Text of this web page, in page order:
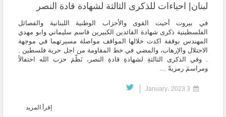
لبنان| احياءات للذكرى الثالثة لشهادة قادة النصر
في بيروت أحيت القوى والأحزاب الوطنية اللبنانية والفصائل
الفلسطينية ذكرى شهادة القائدين الكبيرين قاسم سليماني وابو مهدي
المهندس بوقفة اكدت خلالها المواقف مواصلة مسيرتهما في موجهة
الاحتلال والإرهاب، والمضي في خط المقاومة من اجل حرية فلسطين .
. وفي الذكرى الثالثةِ لشهادةِ قادةِ النصر، نَظّمَ حزب الله احتفالاً
ومراسمَ رمزيةً ...
إقرأ المزيد